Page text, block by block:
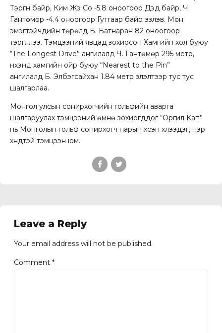
Тэргүүн байр, Ким Жэ Со -5.8 оноогоор Дэд байр, Ч.
Гантөмөр -4.4 оноогоор Гутгаар байр эзлэв. Мөн
эмэгтэйчүүдийн төрөлд Б. Батнаран 82 оноогоор
тэргүүллээ. Тэмцээний явцад зохиосон Хамгийн хол буюу
“The Longest Drive” ангилалд Ч. Гантөмөр 295 метр,
нүхэнд хамгийн ойр буюу “Nearest to the Pin”
ангилалд Б. Элбэгсайхан 1.84 метр үзүүлэлтээр тус тус
шалгарлаа.
Монгол улсын сонирхогчийн гольфийн аварга
шалгаруулах тэмцээний өмнө зохиогддог “Оргил Кап”
нь Монголын гольф сонирхогч нарын хүсэн хүлээдэг, нэр
хүндтэй тэмцээн юм.
Leave a Reply
Your email address will not be published.
Comment *